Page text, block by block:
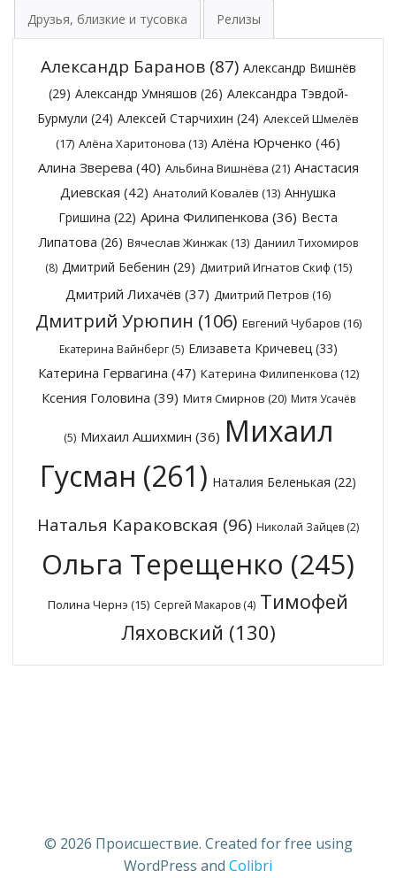
Друзья, близкие и тусовка Релизы
Александр Баранов(87) Александр Вишнёв
(29) Александр Умняшов (26) Александра Тэвдой-
Бурмули (24) Алексей Старчихин (24) Алексей Шмелёв
(17) Алёна Харитонова (13) Алёна Юрченко (46)
Алина Зверева (40) Альбина Вишнёва (21) Анастасия
Диевская (42) Анатолий Ковалёв (13) Аннушка
Гришина (22) Арина Филипенкова (36) Веста
Липатова (26) Вячеслав Жинжак (13) Даниил Тихомиров
(8) Дмитрий Бебенин (29) Дмитрий Игнатов Скиф (15)
Дмитрий Лихачёв (37) Дмитрий Петров (16)
Дмитрий Урюпин (106) Евгений Чубаров (16)
Екатерина Вайнберг(5) Елизавета Кричевец(33)
Катерина Гервагина (47) Катерина Филипенкова (12)
Ксения Головина (39) Митя Смирнов (20) Митя Усачёв
(5) Михаил Ашихмин (36) Михаил
Гусман (261) Наталия Беленькая (22)
Наталья Караковская (96) Николай Зайцев (2)
Ольга Терещенко (245)
Полина Чернэ (15) Сергей Макаров (4) Тимофей
Ляховский (130)
© 2026 Происшествие. Created for free using
WordPress and Colibri